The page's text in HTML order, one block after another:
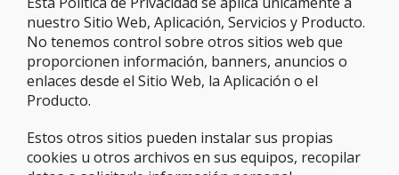
nuestro Sitio Web, Aplicación, Servicios y Producto.
No tenemos control sobre otros sitios web que
proporcionen información, banners, anuncios o
enlaces desde el Sitio Web, la Aplicación o el
Producto.
Estos otros sitios pueden instalar sus propias
cookies u otros archivos en sus equipos, recopilar